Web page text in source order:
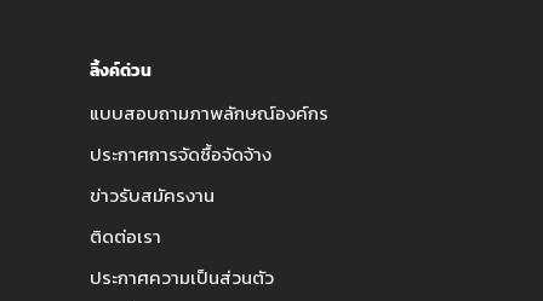
ลิ้งค์ด่วน
แบบสอบถามภาพลักษณ์องค์กร
ประกาศการจัดซื้อจัดจ้าง
ข่าวรับสมัครงาน
ติดต่อเรา
ประกาศความเป็นส่วนตัว